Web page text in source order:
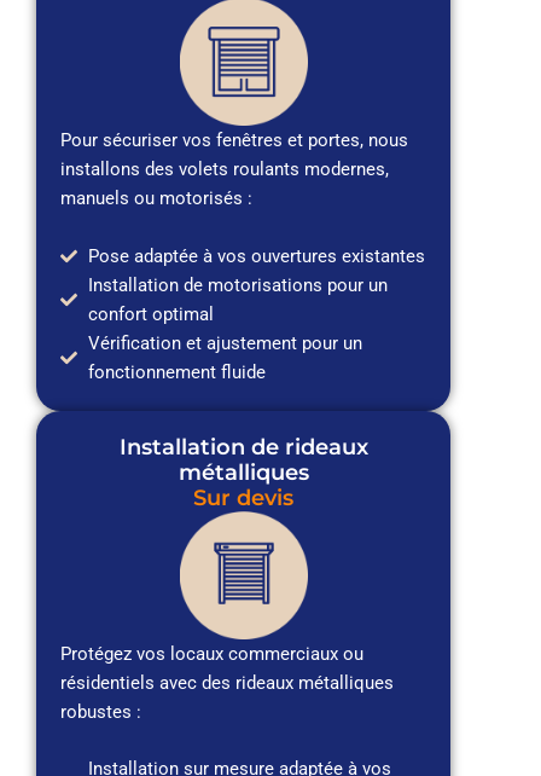
Pour sécuriser vos fenêtres et portes, nous
installons des volets roulants modernes,
manuels ou motorisés :
Pose adaptée à vos ouvertures existantes
Installation de motorisations pour un
confort optimal
Vérification et ajustement pour un
fonctionnement fluide
Installation de rideaux
métalliques
Sur devis
Protégez vos locaux commerciaux ou
résidentiels avec des rideaux métalliques
robustes :
Installation sur mesure adaptée à vos